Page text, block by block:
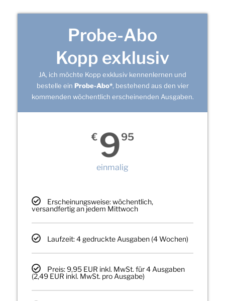
Probe-Abo
Kopp exklusiv
JA, ich möchte Kopp exklusiv kennenlernen und
bestelle ein Probe-Abo*, bestehend aus den vier
kommenden wöchentlich erscheinenden Ausgaben.
€ 995
einmalig
Erscheinungsweise: wöchentlich,
versandfertig an jedem Mittwoch
Laufzeit: 4 gedruckte Ausgaben (4 Wochen)
Preis: 9,95 EUR inkl. MwSt. für 4 Ausgaben
(2,49 EUR inkl. MwSt. pro Ausgabe)